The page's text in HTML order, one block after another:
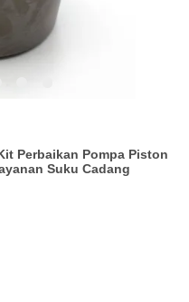
Perbaikan Pompa Piston
Suku Cadang